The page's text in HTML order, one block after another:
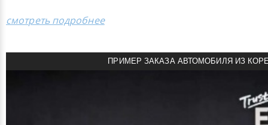
смотреть подробнее
ПРИМЕР ЗАКАЗА АВТОМОБИЛЯ ИЗ